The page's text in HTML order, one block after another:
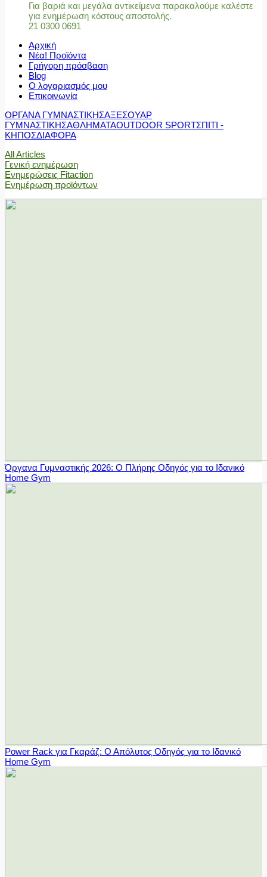
Για βαριά και μεγάλα αντικείμενα παρακαλούμε καλέστε
για ενημέρωση κόστους αποστολής.
21 0300 0691
Αρχική
Νέα! Προϊόντα
Γρήγορη πρόσβαση
Blog
Ο λογαριασμός μου
Επικοινωνία
ΟΡΓΑΝΑ ΓΥΜΝΑΣΤΙΚΗΣΑΞΕΣΟΥΑΡ
ΓΥΜΝΑΣΤΙΚΗΣΑΘΛΗΜΑΤΑOUTDOOR SPORTΣΠΙΤΙ -
ΚΗΠΟΣΔΙΑΦΟΡΑ
All Articles
Γενική ενημέρωση
Ενημερώσεις Fitaction
Ενημέρωση προϊόντων
Όργανα Γυμναστικής 2026: Ο Πλήρης Οδηγός για το Ιδανικό
Home Gym
Power Rack για Γκαράζ: Ο Απόλυτος Οδηγός για το Ιδανικό
Home Gym